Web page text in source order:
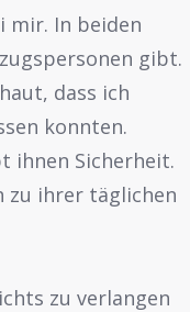
mir. In beiden
gibt.
dass ich
konnten.
ihnen Sicherheit.
zu ihrer täglichen
zu verlangen